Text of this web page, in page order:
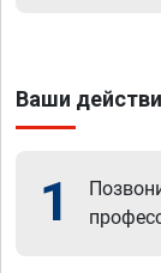
Ваши
1